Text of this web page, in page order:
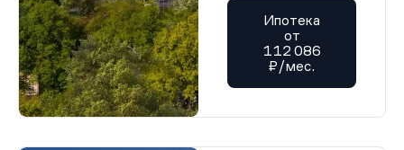
Ипотека
от
112 086
₽/мес.